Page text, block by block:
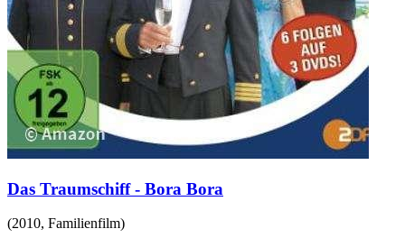
Das Traumschiff - Bora Bora
(2010, Familienfilm)